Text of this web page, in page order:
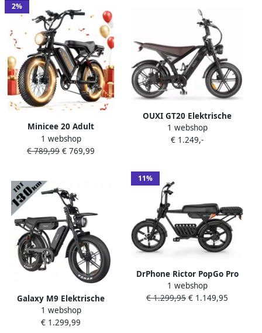
2%
Minicee 20 Adult
Elektrische Fatbike BK20
Dubbele Ophanging
1 webshop
€ 789,99 € 769,99
OUXI GT20 Elektrische
Fatbike Richtingaanwijzers
NFC-chip 20 Inch 250W
Hydraulische Schijfrem
1 webshop
€ 1.249,-
Galaxy M9 Elektrische
Fatbike 20 x 4.0 Inch Tot
130 km Bereik Dubbele
1 webshop
€ 1.299,99
11%
DrPhone Rictor PopGo Pro
Elektrische Fatbike 250W –
48V 15Ah – 70-80 km
1 webshop
€ 1.299,95 € 1.149,95